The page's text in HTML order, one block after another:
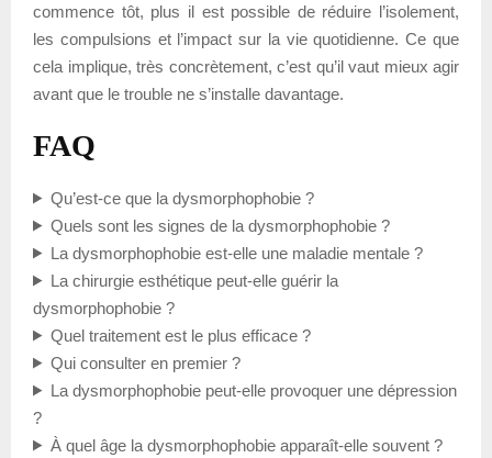
commence tôt, plus il est possible de réduire l’isolement,
les compulsions et l’impact sur la vie quotidienne. Ce que
cela implique, très concrètement, c’est qu’il vaut mieux agir
avant que le trouble ne s’installe davantage.
FAQ
Qu’est-ce que la dysmorphophobie ?
Quels sont les signes de la dysmorphophobie ?
La dysmorphophobie est-elle une maladie mentale ?
La chirurgie esthétique peut-elle guérir la
dysmorphophobie ?
Quel traitement est le plus efficace ?
Qui consulter en premier ?
La dysmorphophobie peut-elle provoquer une dépression
?
À quel âge la dysmorphophobie apparaît-elle souvent ?